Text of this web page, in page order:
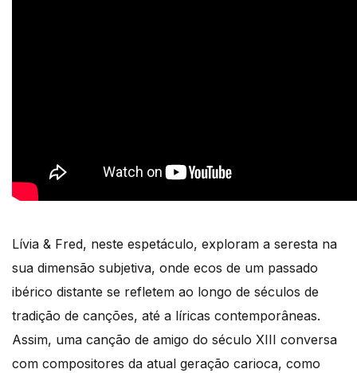
Lívia & Fred, neste espetáculo, exploram a seresta na
sua dimensão subjetiva, onde ecos de um passado
ibérico distante se refletem ao longo de séculos de
tradição de canções, até a líricas contemporâneas.
Assim, uma canção de amigo do século XIII conversa
com compositores da atual geração carioca, como